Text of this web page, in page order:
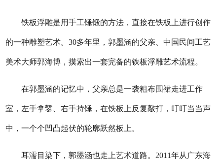
铁板浮雕是用手工锤锻的方法，直接在铁板上进行创作
的一种雕塑艺术。30多年里，郭墨涵的父亲、中国民间工艺
美术大师郭海博，摸索出一套完备的铁板浮雕艺术流程。
在郭墨涵的记忆中，父亲总是一袭粗布围裙走进工作
室，左手拿錾、右手持锤，在铁板上反复敲打，叮叮当当声
中，一个个凹凸起伏的轮廓跃然板上。
耳濡目染下，郭墨涵也走上艺术道路。2011年从广东海